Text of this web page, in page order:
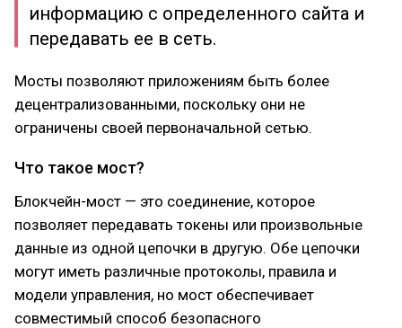
информацию с определенного сайта и
передавать ее в сеть.
Мосты позволяют приложениям быть более
децентрализованными, поскольку они не
ограничены своей первоначальной сетью.
Что такое мост?
Блокчейн-мост — это соединение, которое
позволяет передавать токены или произвольные
данные из одной цепочки в другую. Обе цепочки
могут иметь различные протоколы, правила и
модели управления, но мост обеспечивает
совместимый способ безопасного